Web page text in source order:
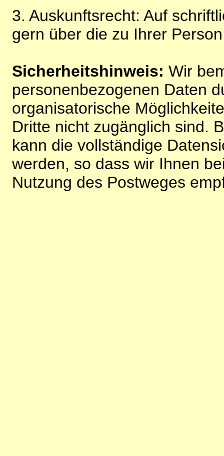
3. Auskunftsrecht: Auf
gern über die zu Ihrer
Sicherheitshinweis: Wir
personenbezogenen Daten
organisatorische
Dritte nicht zugänglich sind.
kann die vollständige
werden, so dass wir Ihnen
Nutzung des Postweges